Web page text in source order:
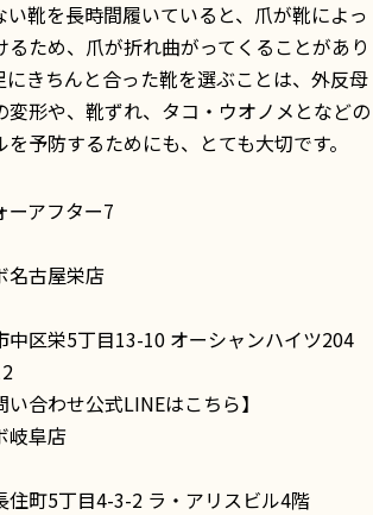
い靴を長時間履いていると、爪が靴によっ
るため、爪が折れ曲がってくることがあり
にきちんと合った靴を選ぶことは、外反母
変形や、靴ずれ、タコ・ウオノメとなどの
予防するためにも、とても大切です。
名古屋栄店
中区栄5丁目13-10 オーシャンハイツ204
い合わせ公式LINEはこちら】
岐阜店
住町5丁目4-3-2 ラ・アリスビル4階